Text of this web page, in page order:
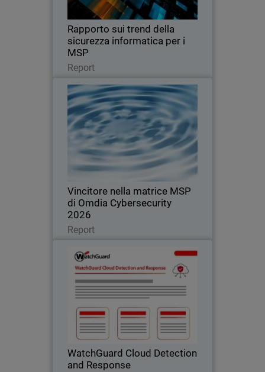
Rapporto sui trend della
sicurezza informatica per i
MSP
Report
i fattori che spingono a cambiare
Vincitore nella matrice MSP
di Omdia Cybersecurity
2026
Report
Vincitore nella matrice MSP di
Omdia Cybersecurity 2026
Riconosciuta per la leadership,
l'innovazione e la definizione degli
standard nel mercato globale della
sicurezza informatica per i MSP
WatchGuard Cloud Detection
and Response
WatchGuard Cloud Detection
and Response
Elimina i rischi del cloud alla radice,
prima che si trasformino in un incidente.